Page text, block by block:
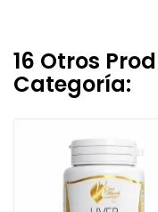
16 Otros
Categoría: